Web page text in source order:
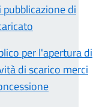
di
per l'apertura di
di scarico merci